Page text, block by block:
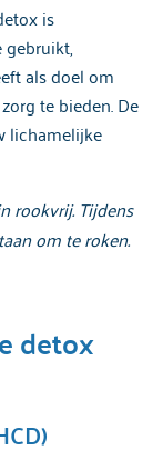
is
als doel om
te bieden. De
lichamelijke
rookvrij. Tijdens
om te roken.
detox